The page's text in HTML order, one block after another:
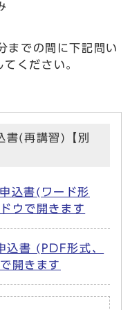
での間に下記問い
ください。
書(再講習)【別
込書(ワード形
ウで開きます
込書 (PDF形式、
開きます